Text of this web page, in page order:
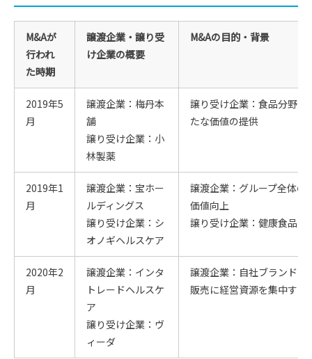
M&Aが
行われ
た時期
譲渡企業・譲り受
け企業の概要
M&Aの目的・背景
2019年5
月
譲渡企業：梅丹本
舗
譲り受け企業：小
林製薬
譲り受け企業：食品分野で
たな価値の提供
2019年1
月
譲渡企業：宝ホー
ルディングス
譲り受け企業：シ
オノギヘルスケア
譲渡企業：グループ全体の
価値向上
譲り受け企業：健康食品の
2020年2
月
譲渡企業：インタ
トレードヘルスケ
ア
譲り受け企業：ヴ
ィーダ
譲渡企業：自社ブランド商
販売に経営資源を集中する